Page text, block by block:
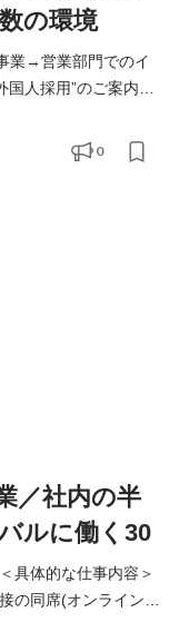
の環境
業→営業部門でのイ
📍ポイント
で『Funtoco(フ
0
／社内の半
ルに働く30
の同席(オンライン)